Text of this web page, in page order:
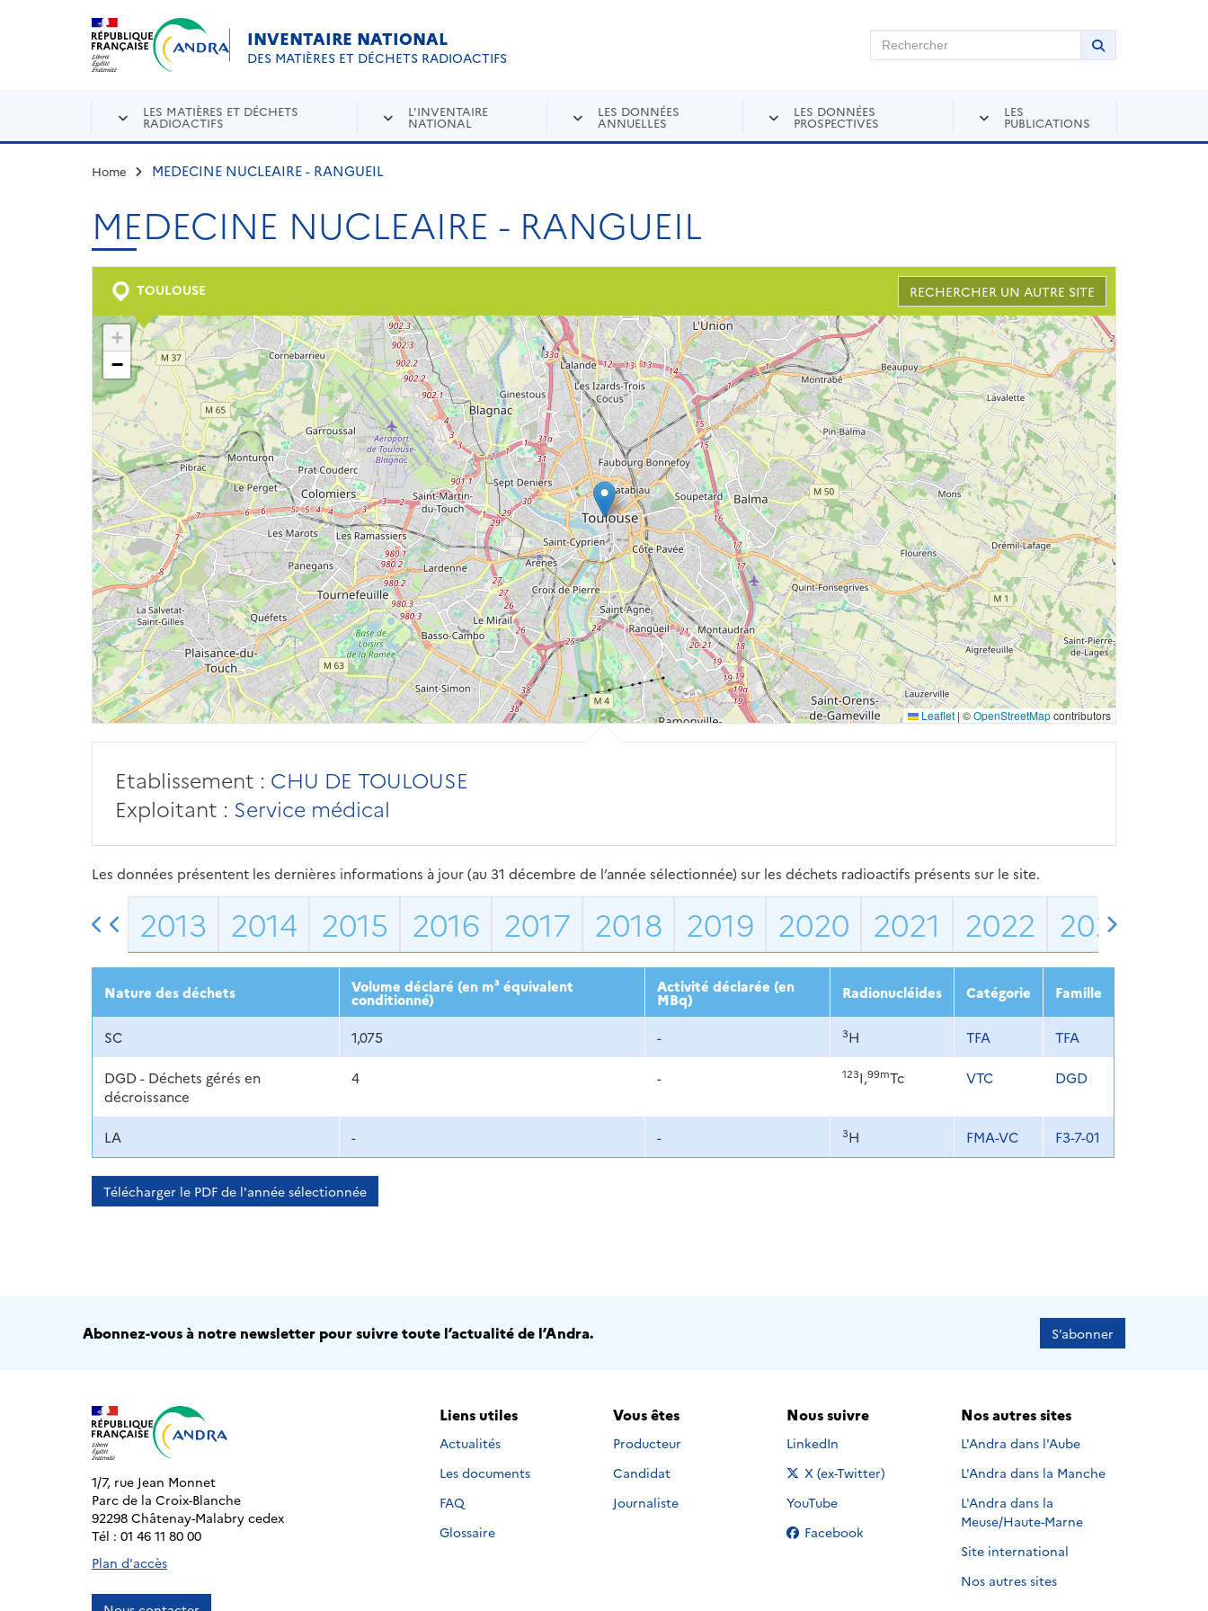
Aller au contenu principal
INVENTAIRE NATIONAL
DES MATIÈRES ET DÉCHETS RADIOACTIFS
Rechercher sur Andra Inventaire Rechercher
Lancer la
LES MATIÈRES ET DÉCHETS
RADIOACTIFS
L'INVENTAIRE
NATIONAL
LES DONNÉES
ANNUELLES
LES DONNÉES
PROSPECTIVES
LES
PUBLICATIONS
Home MEDECINE NUCLEAIRE - RANGUEIL
MEDECINE NUCLEAIRE - RANGUEIL
TOULOUSE RECHERCHER UN AUTRE SITE
+
−
Leaflet | ©OpenStreetMapcontributors
Etablissement : CHU DE TOULOUSE
Exploitant : Service médical
Les données présentent les dernières informations à jour (au 31 décembre de l’année sélectionnée) sur les déchets radioactifs présents sur le site.
2013 2014 2015 2016 2017 2018 2019 2020 2021 2022 2023
Nature des déchets Volume déclaré (en m³ équivalent
conditionné)
Activité déclarée (en
MBq) Radionucléides Catégorie Famille
SC 1,075 - 3H TFA TFA
DGD - Déchets gérés en
décroissance
4 - 123I,99mTc VTC DGD
LA - - 3H FMA-VC F3-7-01
Télécharger le PDF de l'année sélectionnée
Abonnez-vous à notre newsletter pour suivre toute l’actualité de l’Andra. S’abonner
1/7, rue Jean Monnet
Parc de la Croix-Blanche
92298 Châtenay-Malabry cedex
Tél : 01 46 11 80 00
Plan d'accès
Liens utiles
Actualités
Les documents
FAQ
Glossaire
Vous êtes
Producteur
Candidat
Journaliste
Nous suivre
Nous suivre sur
LinkedIn
Nous suivre sur
X (ex-Twitter)
Nous suivre sur
YouTube
Nous suivre sur
Facebook
Nos autres sites
L'Andra dans l'Aube
L'Andra dans la Manche
L'Andra dans la
Meuse/Haute-Marne
Site international
Nos autres sites